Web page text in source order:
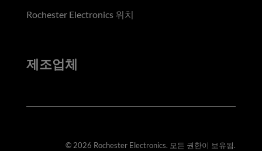
Rochester Electronics 위치
제조업체
© 2026 Rochester Electronics. 모든 권한이 보유됨.